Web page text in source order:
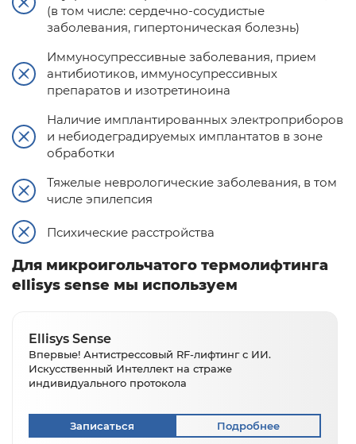
(в том числе: сердечно-сосудистые
заболевания, гипертоническая болезнь)
Иммуносупрессивные заболевания, прием
антибиотиков, иммуносупрессивных
препаратов и изотретиноина
Наличие имплантированных электроприборов
и небиодеградируемых имплантатов в зоне
обработки
Тяжелые неврологические заболевания, в том
числе эпилепсия
Психические расстройства
Для микроигольчатого термолифтинга
ellisys sense мы используем
Ellisys Sense
Впервые! Антистрессовый RF-лифтинг с ИИ.
Искусственный Интеллект на страже
индивидуального протокола
Записаться Подробнее